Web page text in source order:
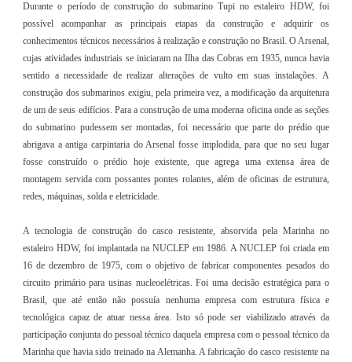
Durante o período de construção do submarino Tupi no estaleiro HDW, foi
possível acompanhar as principais etapas da construção e adquirir os
conhecimentos técnicos necessários à realização e construção no Brasil. O Arsenal,
cujas atividades industriais se iniciaram na Ilha das Cobras em 1935, nunca havia
sentido a necessidade de realizar alterações de vulto em suas instalações. A
construção dos submarinos exigiu, pela primeira vez, a modificação da arquitetura
de um de seus edifícios. Para a construção de uma moderna oficina onde as seções
do submarino pudessem ser montadas, foi necessário que parte do prédio que
abrigava a antiga carpintaria do Arsenal fosse implodida, para que no seu lugar
fosse construído o prédio hoje existente, que agrega uma extensa área de
montagem servida com possantes pontes rolantes, além de oficinas de estrutura,
redes, máquinas, solda e eletricidade.
A tecnologia de construção do casco resistente, absorvida pela Marinha no
estaleiro HDW, foi implantada na NUCLEP em 1986. A NUCLEP foi criada em
16 de dezembro de 1975, com o objetivo de fabricar componentes pesados do
circuito primário para usinas nucleoelétricas. Foi uma decisão estratégica para o
Brasil, que até então não possuía nenhuma empresa com estrutura física e
tecnológica capaz de atuar nessa área. Isto só pode ser viabilizado através da
participação conjunta do pessoal técnico daquela empresa com o pessoal técnico da
Marinha que havia sido treinado na Alemanha. A fabricação do casco resistente na